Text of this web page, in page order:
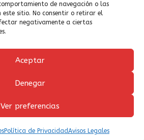
de navegación o las
este sitio. No consentir o retirar el
negativamente a ciertas
Aceptar
Denegar
Ver preferencias
Política de PrivacidadAvisos Legales